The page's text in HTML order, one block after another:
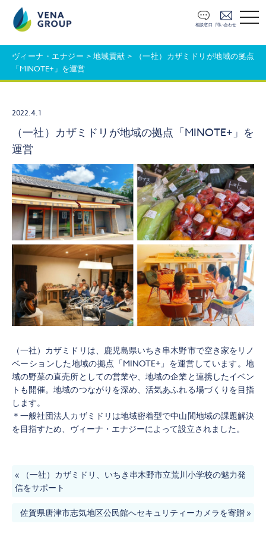
問い合わせ
相談窓口
t
o
g
l
e
a
t
i
ヴィーナ・エナジー > 地域貢献 >
（一社）カザミドリが地域の拠点
「MINOTE+」を運営
2022.4.1
（一社）カザミドリが地域の拠点「MINOTE+」を
運営
（一社）カザミドリは、鹿児島県いちき串木野市で空き家をリノ
ベーションした地域の拠点「MINOTE+」を運営しています。地
域の野菜の直売所としての営業や、地域の企業と連携したイベン
トも開催。地域のつながりを深め、活気あふれる場づくりを目指
します。
＊一般社団法人カザミドリは地域密着型で中山間地域の課題解決
を目指すため、ヴィーナ・エナジーによって設立されました。
«
（一社）カザミドリ、いちき串木野市立荒川小学校の魅力発
信をサポート
佐賀県唐津市志気地区公民館へセキュリティーカメラを寄贈 »